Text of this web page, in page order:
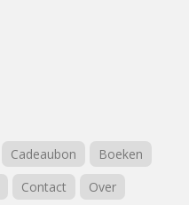
Cadeaubon
Boeken
Contact Over